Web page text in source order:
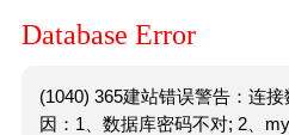
Database Error
(1040) 365建站错误警告：连
因：1、数据库密码不对; 2、